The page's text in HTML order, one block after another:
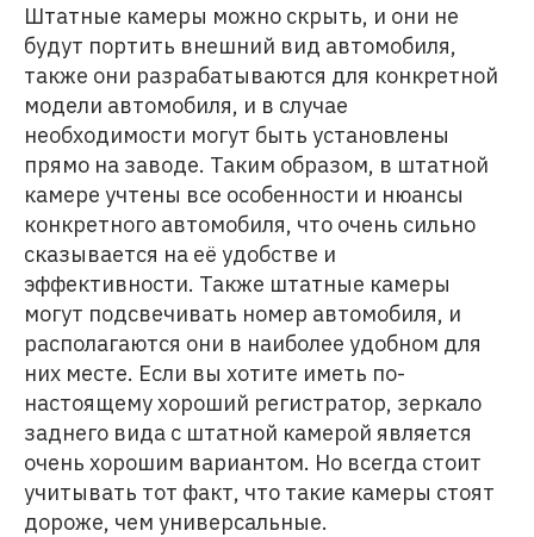
Штатные камеры можно скрыть, и они не
будут портить внешний вид автомобиля,
также они разрабатываются для конкретной
модели автомобиля, и в случае
необходимости могут быть установлены
прямо на заводе. Таким образом, в штатной
камере учтены все особенности и нюансы
конкретного автомобиля, что очень сильно
сказывается на её удобстве и
эффективности. Также штатные камеры
могут подсвечивать номер автомобиля, и
располагаются они в наиболее удобном для
них месте. Если вы хотите иметь по-
настоящему хороший регистратор, зеркало
заднего вида с штатной камерой является
очень хорошим вариантом. Но всегда стоит
учитывать тот факт, что такие камеры стоят
дороже, чем универсальные.